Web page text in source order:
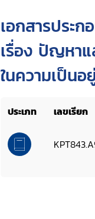
เอกสารประ
เรื่อง ปัญหาแ
ในความเป็น
ประชุม
ประเภท เลขเรียก